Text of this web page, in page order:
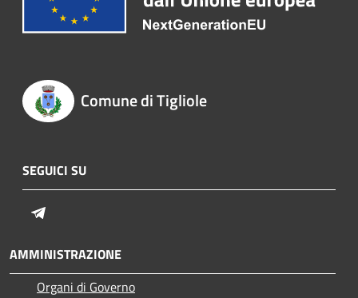
Comune di Tigliole
SEGUICI SU
AMMINISTRAZIONE
Organi di Governo